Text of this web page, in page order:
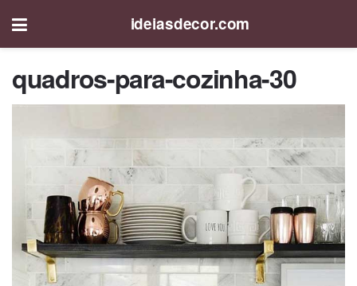
ideiasdecor.com
quadros-para-cozinha-30